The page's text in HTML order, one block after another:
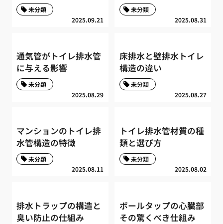
2025.09.21
未分類
2025.08.31
未分類
通気管がトイレ排水管
に与える影響
2025.08.29
未分類
床排水と壁排水トイレ
構造の違い
2025.08.27
未分類
マンションのトイレ排
水管構造の特徴
2025.08.11
未分類
トイレ排水管材質の種
類と選び方
2025.08.02
未分類
排水トラップの構造と
臭い防止の仕組み
ボールタップの心臓部
その驚くべき仕組み